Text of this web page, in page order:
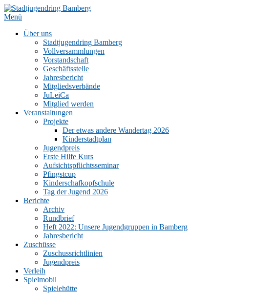
Zum
Inhalt
Menü
Über uns
Stadtjugendring Bamberg
Vollversammlungen
Vorstandschaft
Geschäftsstelle
Jahresbericht
Mitgliedsverbände
JuLeiCa
Mitglied werden
Veranstaltungen
Projekte
Der etwas andere Wandertag 2026
Kinderstadtplan
Jugendpreis
Erste Hilfe Kurs
Aufsichtspflichtsseminar
Pfingstcup
Kinderschafkopfschule
Tag der Jugend 2026
Berichte
Archiv
Rundbrief
Heft 2022: Unsere Jugendgruppen in Bamberg
Jahresbericht
Zuschüsse
Zuschussrichtlinien
Jugendpreis
Verleih
Spielmobil
Spielehütte